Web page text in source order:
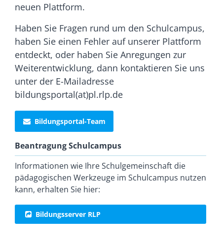
neuen Plattform.
Haben Sie Fragen rund um den Schulcampus,
haben Sie einen Fehler auf unserer Plattform
entdeckt, oder haben Sie Anregungen zur
Weiterentwicklung, dann kontaktieren Sie uns
unter der E-Mailadresse
bildungsportal(at)pl.rlp.de
Bildungsportal-Team
Beantragung Schulcampus
Informationen wie Ihre Schulgemeinschaft die
pädagogischen Werkzeuge im Schulcampus nutzen
kann, erhalten Sie hier:
Bildungsserver RLP